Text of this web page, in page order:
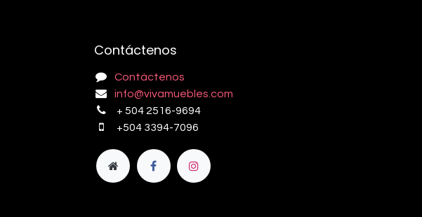
Contáctenos
Contáctenos
info@vivamuebles.com
+ 504 2516-9694
+504 3394-7096